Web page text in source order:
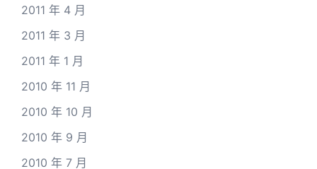
2011 年 4 月
2011 年 3 月
2011 年 1 月
2010 年 11 月
2010 年 10 月
2010 年 9 月
2010 年 7 月